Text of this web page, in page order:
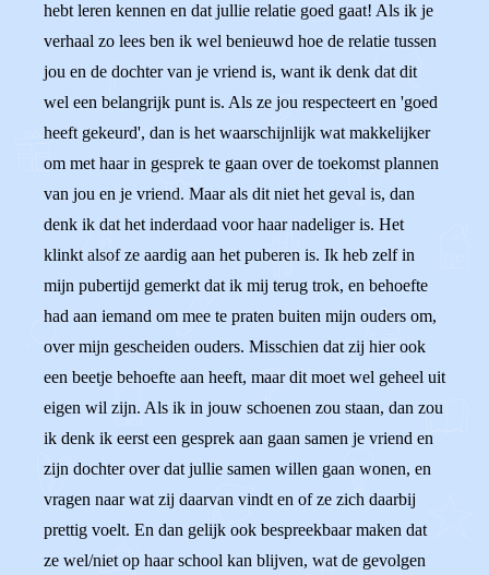
hebt leren kennen en dat jullie relatie goed gaat! Als ik je
verhaal zo lees ben ik wel benieuwd hoe de relatie tussen
jou en de dochter van je vriend is, want ik denk dat dit
wel een belangrijk punt is. Als ze jou respecteert en 'goed
heeft gekeurd', dan is het waarschijnlijk wat makkelijker
om met haar in gesprek te gaan over de toekomst plannen
van jou en je vriend. Maar als dit niet het geval is, dan
denk ik dat het inderdaad voor haar nadeliger is. Het
klinkt alsof ze aardig aan het puberen is. Ik heb zelf in
mijn pubertijd gemerkt dat ik mij terug trok, en behoefte
had aan iemand om mee te praten buiten mijn ouders om,
over mijn gescheiden ouders. Misschien dat zij hier ook
een beetje behoefte aan heeft, maar dit moet wel geheel uit
eigen wil zijn. Als ik in jouw schoenen zou staan, dan zou
ik denk ik eerst een gesprek aan gaan samen je vriend en
zijn dochter over dat jullie samen willen gaan wonen, en
vragen naar wat zij daarvan vindt en of ze zich daarbij
prettig voelt. En dan gelijk ook bespreekbaar maken dat
ze wel/niet op haar school kan blijven, wat de gevolgen